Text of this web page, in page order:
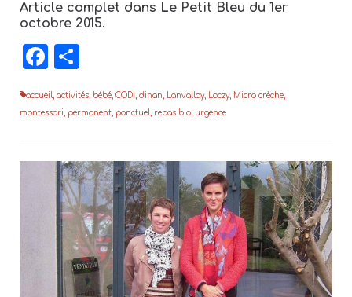
Article complet dans Le Petit Bleu du 1er
octobre 2015.
Facebook
accueil, activités, bébé, CODI , dinan, Lanvallay, Loczy, Micro crèche,
montessori, permanent, ponctuel, repas bio, urgence